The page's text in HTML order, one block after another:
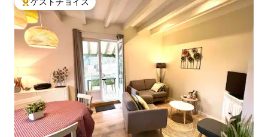
大好評のゲストチョイスです。